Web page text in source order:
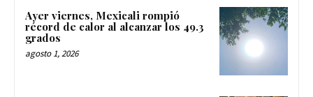
Ayer viernes, Mexicali rompió
récord de calor al alcanzar los 49.3
grados
agosto 1, 2026